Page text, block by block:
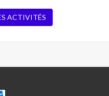
ACTIVITÉS